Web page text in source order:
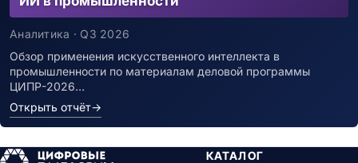
Аналитика · Q3 2026
Обзор применения искусственного интеллекта в
промышленности по материалам деловой программы
ЦИПР-2026…
Открыть отчёт→
КАТАЛОГ